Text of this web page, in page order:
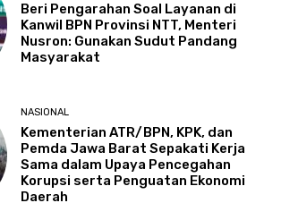
Beri Pengarahan Soal Layanan di
Kanwil BPN Provinsi NTT, Menteri
Nusron: Gunakan Sudut Pandang
Masyarakat
NASIONAL
Kementerian ATR/BPN, KPK, dan
Pemda Jawa Barat Sepakati Kerja
Sama dalam Upaya Pencegahan
Korupsi serta Penguatan Ekonomi
Daerah